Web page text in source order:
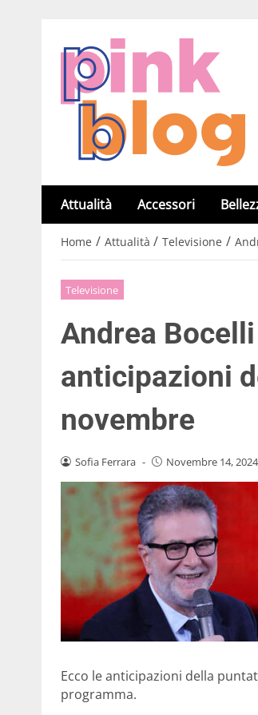
Attualità Accessori
Home / Attualità / Televisione /
Televisione
Andrea
anticipazioni
novembre
Sofia Ferrara - Novembre 14, 2024
Ecco le anticipazioni della
programma.